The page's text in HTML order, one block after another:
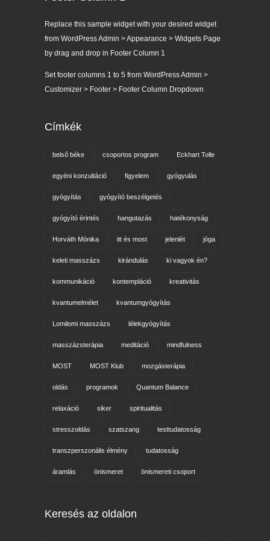
Replace this sample widget with your desired widget
from WordPress Admin > Appearance > Widgets Page
by drag and drop in Footer Column 1
Set footer columns 1 to 5 from WordPress Admin >
Customizer > Footer > Footer Column Dropdown
Címkék
belső béke csoportos program Eckhart Tolle
egyéni konzultáció figyelem gyógyulás
gyógyítás gyógyító beszélgetés
gyógyító érintés hangutazás hatékonyság
Horváth Mónika itt és most jelenlét jóga
keleti masszázs kirándulás ki vagyok én?
kommunikáció kontempláció kreativitás
kvantumelmélet kvantumgyógyítás
Lomilomi masszázs lélekgyógyítás
masszázsterápia meditáció mindfulness
MOST MOST Klub mozgásterápia
oldás programok Quantum Balance
relaxáció siker spiritualitás
stresszoldás szatszang testtudatosság
transzperszonális élmény tudatosság
áramlás önismeret önismereti csoport
Keresés az oldalon